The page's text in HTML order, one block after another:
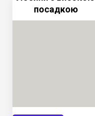
посадкою